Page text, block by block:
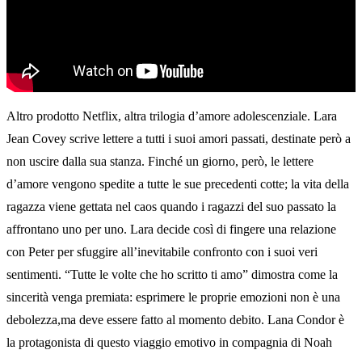
Altro prodotto Netflix, altra trilogia d’amore adolescenziale. Lara
Jean Covey scrive lettere a tutti i suoi amori passati, destinate però a
non uscire dalla sua stanza. Finché un giorno, però, le lettere
d’amore vengono spedite a tutte le sue precedenti cotte; la vita della
ragazza viene gettata nel caos quando i ragazzi del suo passato la
affrontano uno per uno. Lara decide così di fingere una relazione
con Peter per sfuggire all’inevitabile confronto con i suoi veri
sentimenti. “Tutte le volte che ho scritto ti amo” dimostra come la
sincerità venga premiata: esprimere le proprie emozioni non è una
debolezza,ma deve essere fatto al momento debito. Lana Condor è
la protagonista di questo viaggio emotivo in compagnia di Noah